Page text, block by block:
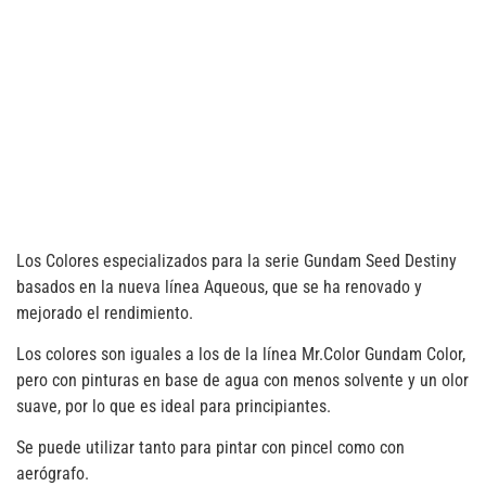
Los Colores especializados para la serie Gundam Seed Destiny
basados en la nueva línea Aqueous, que se ha renovado y
mejorado el rendimiento.
Los colores son iguales a los de la línea Mr.Color Gundam Color,
pero con pinturas en base de agua con menos solvente y un olor
suave, por lo que es ideal para principiantes.
Se puede utilizar tanto para pintar con pincel como con
aerógrafo.